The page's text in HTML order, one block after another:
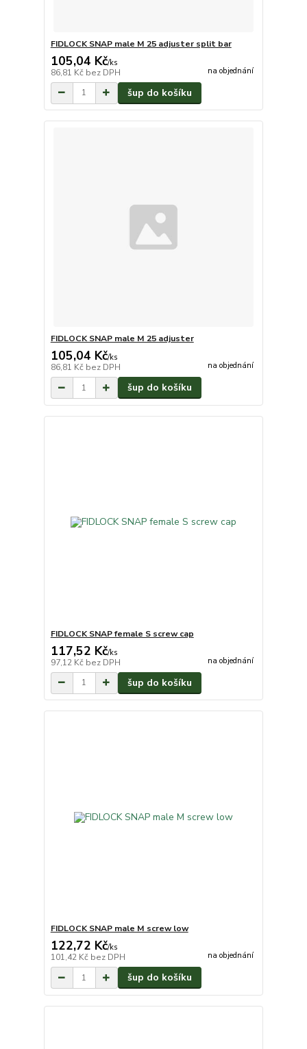
FIDLOCK SNAP male M 25 adjuster split bar
105,04 Kč/ks
86,81 Kč bez DPH na objednání
šup do košíku
FIDLOCK SNAP male M 25 adjuster
105,04 Kč/ks
86,81 Kč bez DPH na objednání
šup do košíku
FIDLOCK SNAP female S screw cap
117,52 Kč/ks
97,12 Kč bez DPH na objednání
šup do košíku
FIDLOCK SNAP male M screw low
122,72 Kč/ks
101,42 Kč bez DPH na objednání
šup do košíku